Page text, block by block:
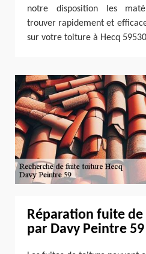
notre disposition les
trouver rapidement et
sur votre toiture à Hecq
Réparation fuite
par Davy Peintre 59